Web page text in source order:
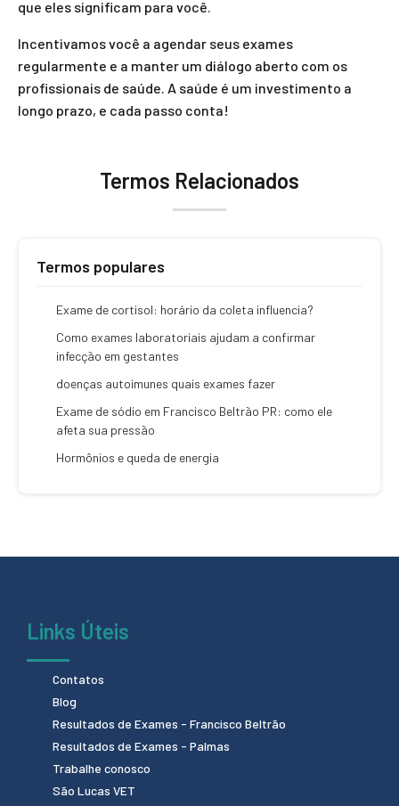
que eles significam para você.
Incentivamos você a agendar seus exames
regularmente e a manter um diálogo aberto com os
profissionais de saúde. A saúde é um investimento a
longo prazo, e cada passo conta!
Termos Relacionados
Termos populares
Exame de cortisol: horário da coleta influencia?
Como exames laboratoriais ajudam a confirmar
infecção em gestantes
doenças autoimunes quais exames fazer
Exame de sódio em Francisco Beltrão PR: como ele
afeta sua pressão
Hormônios e queda de energia
Links Úteis
Contatos
Blog
Resultados de Exames - Francisco Beltrão
Resultados de Exames - Palmas
Trabalhe conosco
São Lucas VET